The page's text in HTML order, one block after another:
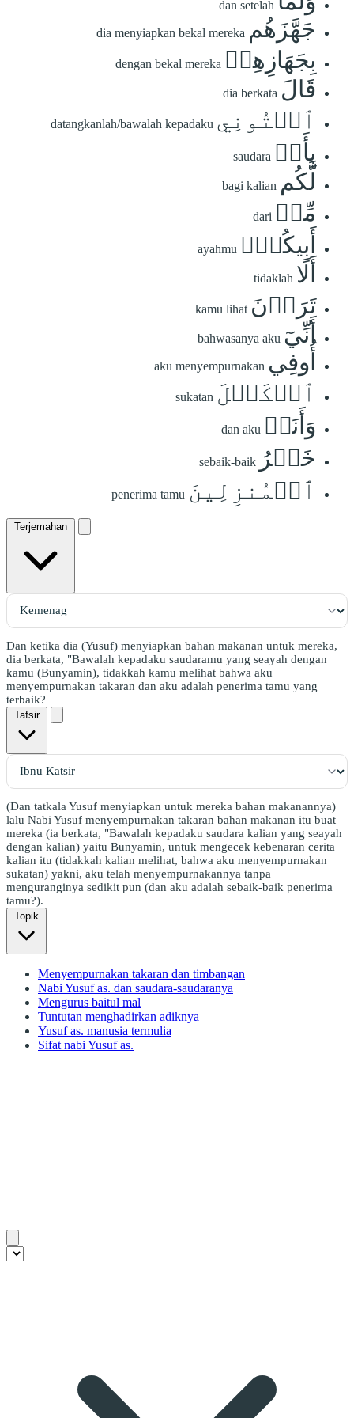
dan setelah
جَهَّزَهُم dia menyiapkan bekal mereka
بِجَهَازِهِمۡ dengan bekal mereka
قَالَ dia berkata
ٱئۡتُونِي datangkanlah/bawalah kepadaku
بِأَخٖ saudara
لَّكُم bagi kalian
مِّنۡ dari
أَبِيكُمۡۚ ayahmu
أَلَا tidaklah
تَرَوۡنَ kamu lihat
أَنِّيٓ bahwasanya aku
أُوفِي aku menyempurnakan
ٱلۡكَيۡلَ sukatan
وَأَنَا۠ dan aku
خَيۡرُ sebaik-baik
ٱلۡمُنزِلِينَ penerima tamu
Terjemahan
Dan ketika dia (Yusuf) menyiapkan bahan makanan untuk mereka,
dia berkata, "Bawalah kepadaku saudaramu yang seayah dengan
kamu (Bunyamin), tidakkah kamu melihat bahwa aku
menyempurnakan takaran dan aku adalah penerima tamu yang
terbaik?
Tafsir
(Dan tatkala Yusuf menyiapkan untuk mereka bahan makanannya)
lalu Nabi Yusuf menyempurnakan takaran bahan makanan itu buat
mereka (ia berkata, "Bawalah kepadaku saudara kalian yang seayah
dengan kalian) yaitu Bunyamin, untuk mengecek kebenaran cerita
kalian itu (tidakkah kalian melihat, bahwa aku menyempurnakan
sukatan) yakni, aku telah menyempurnakannya tanpa
menguranginya sedikit pun (dan aku adalah sebaik-baik penerima
tamu?).
Topik
Menyempurnakan takaran dan timbangan
Nabi Yusuf as. dan saudara-saudaranya
Mengurus baitul mal
Tuntutan menghadirkan adiknya
Yusuf as. manusia termulia
Sifat nabi Yusuf as.